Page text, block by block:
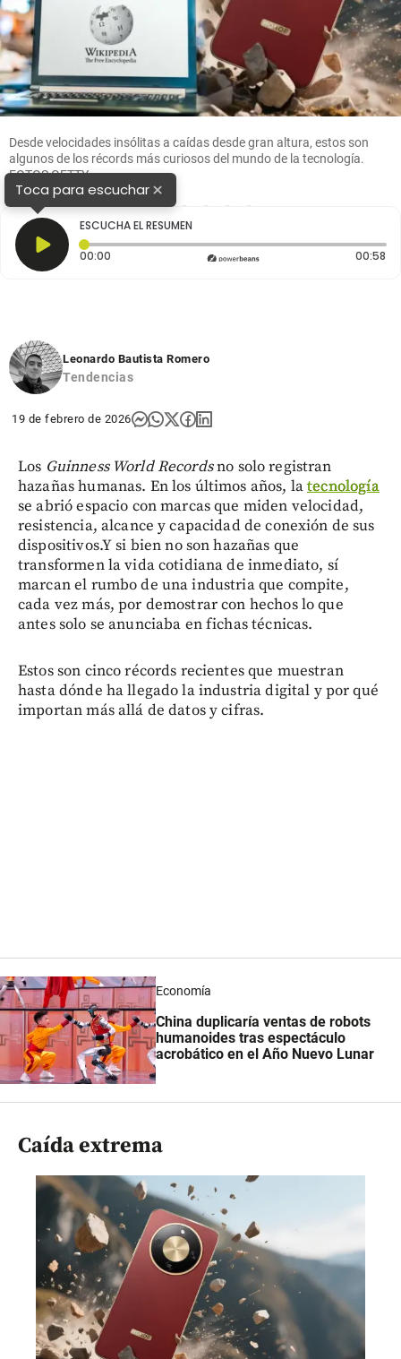
Desde velocidades insólitas a caídas desde gran altura, estos son
algunos de los récords más curiosos del mundo de la tecnología.
FOTOS GETTY
1 2
Toca para escuchar×
ESCUCHA EL RESUMEN
00:00 Tiempo transcurrido: 0 segundos 00:58
Leonardo Bautista Romero
Tendencias
19 de febrero de 2026
Los Guinness World Recordsno solo registran
hazañas humanas. En los últimos años, latecnología
se abrió espacio con marcas que miden velocidad,
resistencia, alcance y capacidad de conexión de sus
dispositivos.Y si bien no son hazañas que
transformen la vida cotidiana de inmediato, sí
marcan el rumbo de una industria que compite,
cada vez más, por demostrar con hechos lo que
antes solo se anunciaba en fichas técnicas.
Estos son cinco récords recientes que muestran
hasta dónde ha llegado la industria digital y por qué
importan más allá de datos y cifras.
Economía
China duplicaría ventas de robots
humanoides tras espectáculo
acrobático en el Año Nuevo Lunar
Caída extrema